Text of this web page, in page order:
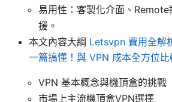
易用性：客製化介面、Remote
援。
本文內容大綱 Letsvpn 費用全解
一篇搞懂！與 VPN 成本全方位
VPN 基本概念與機頂盒的挑戰
市場上主流機頂盒VPN選擇